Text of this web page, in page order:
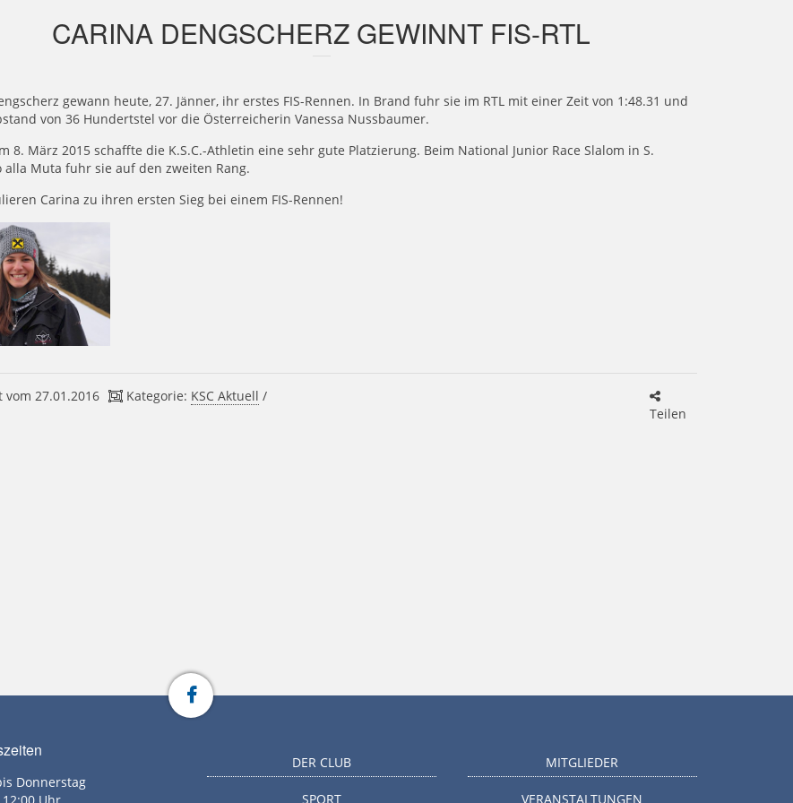
CARINA DENGSCHERZ GEWINNT FIS-RTL
gewann heute, 27. Jänner, ihr erstes FIS-Rennen. In Brand fuhr sie im RTL mit einer Zeit von 1:48.31 und
von 36 Hundertstel vor die Österreicherin Vanessa Nussbaumer.
8. März 2015 schaffte die K.S.C.-Athletin eine sehr gute Platzierung. Beim National Junior Race Slalom in S.
alla Muta fuhr sie auf den zweiten Rang.
Carina zu ihren ersten Sieg bei einem FIS-Rennen!
vom 27.01.2016 Kategorie: KSC Aktuell /
Teilen
Donnerstag
DER CLUB
SPORT
MITGLIEDER
VERANSTALTUNGEN